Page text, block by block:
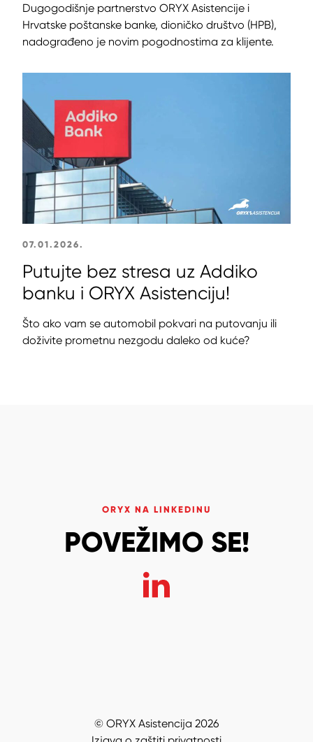
Dugogodišnje partnerstvo ORYX Asistencije i
Hrvatske poštanske banke, dioničko društvo (HPB),
nadograđeno je novim pogodnostima za klijente.
07.01.2026.
Putujte bez stresa uz Addiko
banku i ORYX Asistenciju!
Što ako vam se automobil pokvari na putovanju ili
doživite prometnu nezgodu daleko od kuće?
ORYX NA LINKEDINU
POVEŽIMO SE!
© ORYX Asistencija 2026